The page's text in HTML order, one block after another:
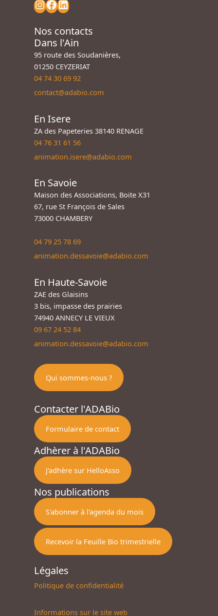
Nos contacts
Dans l'Ain
95 route des Soudanières,
01250 CEYZERIAT
04 74 30 69 92
contact@adabio.com
En Isere
ZA des Papeteries 38140 RENAGE
04 76 31 61 56
animation.isere@adabio.com
En Savoie
Maison des Associations, Boite X31
67, rue St François de Sales
73000 CHAMBERY
04 79 25 78 69
animation.dessavoie@adabio.com
En Haute-Savoie
ZAE des Glaisins
3 bis, impasse des prairies
74940 ANNECY LE VIEUX
09 67 24 52 84
animation.dessavoie@adabio.com
Qui sommes-nous ?
Contacter l'ADABio
Formulaire de contact
Adhèrer à l'ADABio
J'adhère sur HelloAsso
Nos publications
S'abonner à l'agenda du mois
Recevoir la Feuille Bio trimestrielle
Légales
Politique de confidentialité
Informations sur le site web